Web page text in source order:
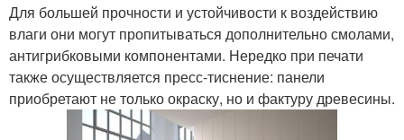
Для большей прочности и устойчивости к воздействию
влаги они могут пропитываться дополнительно смолами,
антигрибковыми компонентами. Нередко при печати
также осуществляется пресс-тиснение: панели
приобретают не только окраску, но и фактуру древесины.